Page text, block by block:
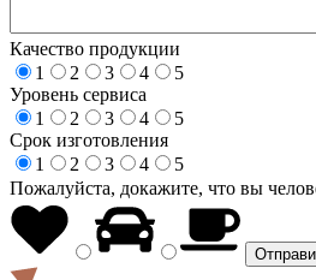
Качество продукции
1
2 3 4
5
Уровень сервиса
1
2 3 4
5
Срок изготовления
1
2 3 4
5
Пожалуйста, докажите, что вы